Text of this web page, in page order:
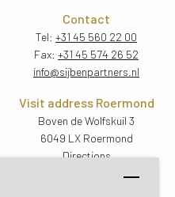
Contact
Tel: +31 45 560 22 00
Fax: +31 45 574 26 52
info@sijbenpartners.nl
Visit address Roermond
Boven de Wolfskuil 3
6049 LX Roermond
Directions